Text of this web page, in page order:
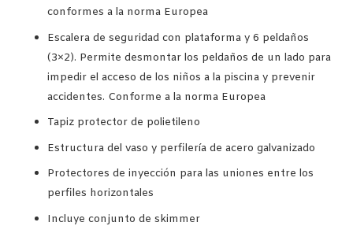
conformes a la norma Europea
Escalera de seguridad con plataforma y 6 peldaños
(3×2). Permite desmontar los peldaños de un lado para
impedir el acceso de los niños a la piscina y prevenir
accidentes. Conforme a la norma Europea
Tapiz protector de polietileno
Estructura del vaso y perfilería de acero galvanizado
Protectores de inyección para las uniones entre los
perfiles horizontales
Incluye conjunto de skimmer